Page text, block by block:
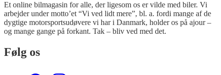
Et online bilmagasin for alle, der ligesom os er vilde med biler. Vi
arbejder under motto’et “Vi ved lidt mere”, bl. a. fordi mange af de
dygtige motorsportsudøvere vi har i Danmark, holder os på ajour –
og mange gange på forkant. Tak – bliv ved med det.
Følg os